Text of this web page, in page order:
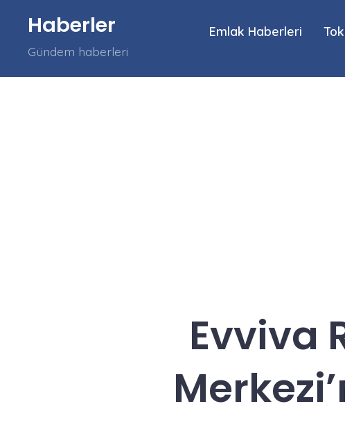
Haberler
Gündem haberleri
Emlak Haberleri
Evviva